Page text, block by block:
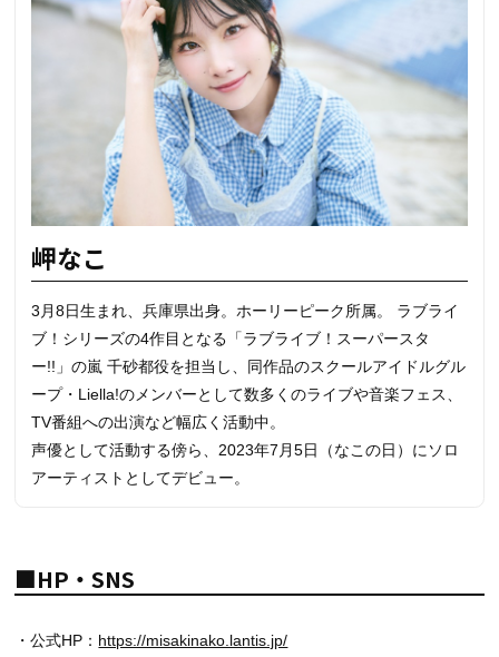
岬なこ
3月8日生まれ、兵庫県出身。ホーリーピーク所属。 ラブライ
ブ！シリーズの4作目となる「ラブライブ！スーパースタ
ー!!」の嵐 千砂都役を担当し、同作品のスクールアイドルグル
ープ・Liella!のメンバーとして数多くのライブや音楽フェス、
TV番組への出演など幅広く活動中。
声優として活動する傍ら、2023年7月5日（なこの日）にソロ
アーティストとしてデビュー。
■HP・SNS
・公式HP： https://misakinako.lantis.jp/